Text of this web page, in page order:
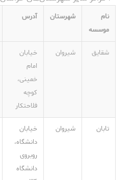
نام
موسسه
شهرستان آدرس
شقایق شیروان
خیابان
امام
خمینی،
کوچه
فلاحتکار
تابان شیروان
خیابان
دانشگاه،
روبروی
دانشگاه